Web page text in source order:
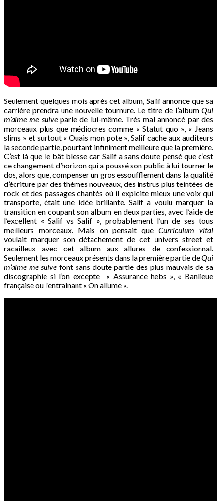
Seulement quelques mois après cet album, Salif annonce que sa
carrière prendra une nouvelle tournure. Le titre de l’album Qui
m’aimeme suive parle de lui-même. Très mal annoncé par des
morceaux plus que médiocres comme « Statut quo », « Jeans
slims » et surtout « Ouais mon pote », Salif cache aux auditeurs
la seconde partie, pourtant infiniment meilleure que la première.
C’est là que le bât blesse car Salif a sans doute pensé que c’est
ce changement d’horizon qui a poussé son public à lui tourner le
dos, alors que, compenser un gros essoufflement dans la qualité
d’écriture par des thèmes nouveaux, des instrus plus teintées de
rock et des passages chantés où il exploite mieux une voix qui
transporte, était une idée brillante. Salif a voulu marquer la
transition en coupant son album en deux parties, avec l’aide de
l’excellent « Salif vs Salif », probablement l’un de ses tous
meilleurs morceaux. Mais on pensait queCurriculum vital
voulait marquer son détachement de cet univers street et
racailleux avec cet album aux allures de confessionnal.
Seulement les morceaux présents dans la première partie deQui
m’aime me suive font sans doute partie des plus mauvais de sa
discographie si l’on excepte » Assurance hebs », « Banlieue
française ou l’entraînant « On allume ».